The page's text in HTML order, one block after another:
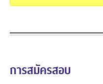
การสมัครสอบ